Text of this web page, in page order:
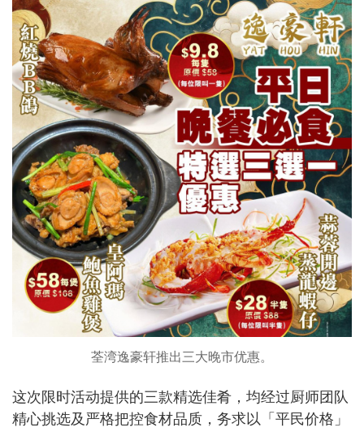
荃湾逸豪轩推出三大晚市优惠。
这次限时活动提供的三款精选佳肴，均经过厨师团队
精心挑选及严格把控食材品质，务求以「平民价格」